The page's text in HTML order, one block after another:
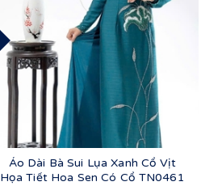
Áo Dài Bà Sui Lụa Xanh Cổ Vịt
Họa Tiết Hoa Sen Có Cổ TN0461